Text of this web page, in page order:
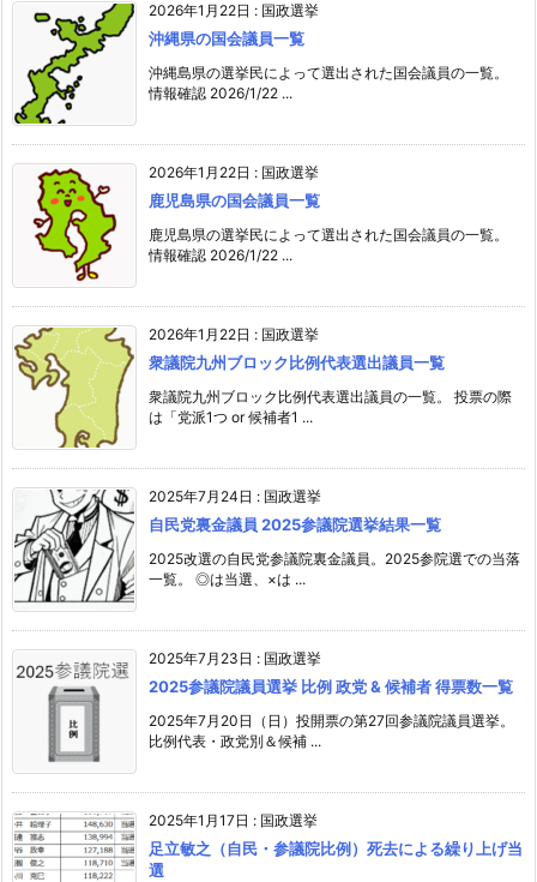
2026年1月22日 : 国政選挙
沖縄県の国会議員一覧
沖縄島県の選挙民によって選出された国会議員の一覧。
情報確認 2026/1/22 ...
2026年1月22日 : 国政選挙
鹿児島県の国会議員一覧
鹿児島県の選挙民によって選出された国会議員の一覧。
情報確認 2026/1/22 ...
2026年1月22日 : 国政選挙
衆議院九州ブロック比例代表選出議員一覧
衆議院九州ブロック比例代表選出議員の一覧。 投票の際
は「党派1つ or 候補者1 ...
2025年7月24日 : 国政選挙
自民党裏金議員 2025参議院選挙結果一覧
2025改選の自民党参議院裏金議員。2025参院選での当落
一覧。 ◎は当選、×は ...
2025年7月23日 : 国政選挙
2025参議院議員選挙 比例 政党 & 候補者 得票数一覧
2025年7月20日（日）投開票の第27回参議院議員選挙。
比例代表・政党別＆候補 ...
2025年1月17日 : 国政選挙
足立敏之（自民・参議院比例）死去による繰り上げ当
選